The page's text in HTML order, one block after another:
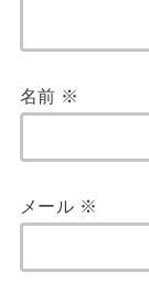
名前 ※
メール ※